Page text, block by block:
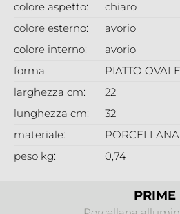
PRIME
colore aspetto:
chiaro
colore esterno:
avorio
colore interno:
avorio
forma:
PIATTO OVALE
larghezza cm:
22
lunghezza cm:
32
materiale:
peso kg:
0,74